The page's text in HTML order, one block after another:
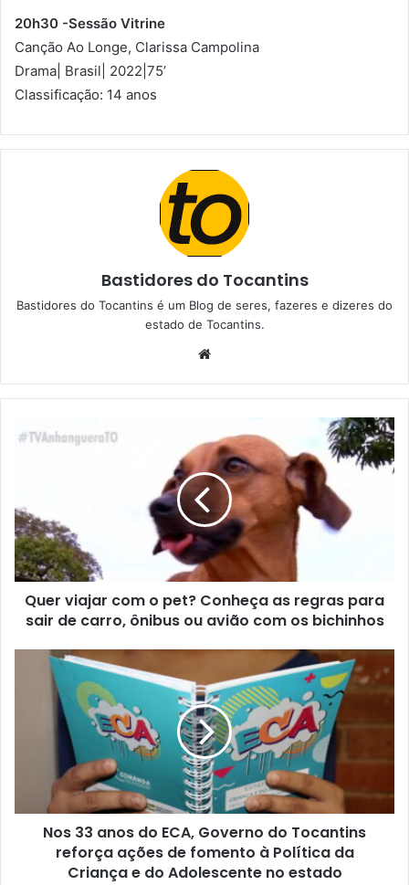
20h30 -Sessão Vitrine
Canção Ao Longe, Clarissa Campolina
Drama| Brasil| 2022|75’
Classificação: 14 anos
Bastidores do Tocantins
Bastidores do Tocantins é um Blog de seres, fazeres e dizeres do
estado de Tocantins.
b
i
t
Quer viajar com o pet? Conheça as regras para
sair de carro, ônibus ou avião com os bichinhos
Nos 33 anos do ECA, Governo do Tocantins
reforça ações de fomento à Política da
Criança e do Adolescente no estado